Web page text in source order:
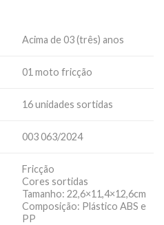
Acima de 03 (três) anos
01 moto fricção
16 unidades sortidas
003 063/2024
Fricção
Cores sortidas
Tamanho: 22,6×11,4×12,6cm
Composição: Plástico ABS e
PP